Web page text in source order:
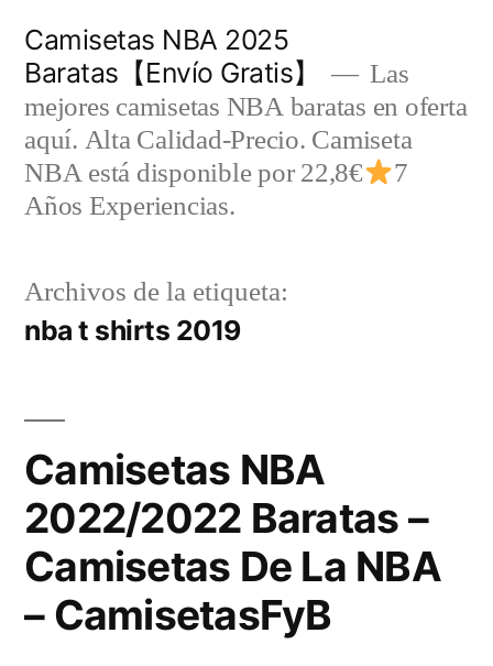
contenido
Camisetas NBA 2025
Baratas【Envío Gratis】
Las
mejores camisetas NBA baratas en oferta
aquí. Alta Calidad-Precio. Camiseta
NBA está disponible por 22,8€
7
Años Experiencias.
Archivos de la etiqueta:
nba t shirts 2019
Camisetas NBA
2022/2022 Baratas –
Camisetas De La NBA
– CamisetasFyB